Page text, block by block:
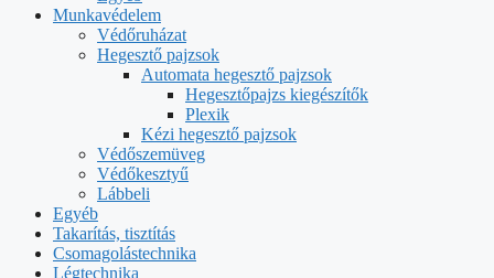
Munkavédelem
Védőruházat
Hegesztő pajzsok
Automata hegesztő pajzsok
Hegesztőpajzs kiegészítők
Plexik
Kézi hegesztő pajzsok
Védőszemüveg
Védőkesztyű
Lábbeli
Egyéb
Takarítás, tisztítás
Csomagolástechnika
Légtechnika